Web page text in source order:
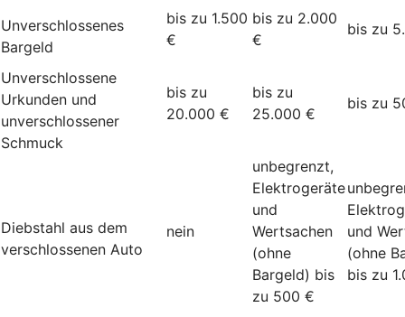
Unverschlossenes
Bargeld
bis zu 1.500
€
bis zu 2.000
€
bis zu
Unverschlossene
Urkunden und
unverschlossener
Schmuck
bis zu
20.000 €
bis zu
25.000 €
bis zu
Diebstahl aus dem
verschlossenen Auto
nein
unbegrenzt,
Elektrogeräte
und
Wertsachen
(ohne
Bargeld) bis
zu 500 €
und
(ohne
bis zu